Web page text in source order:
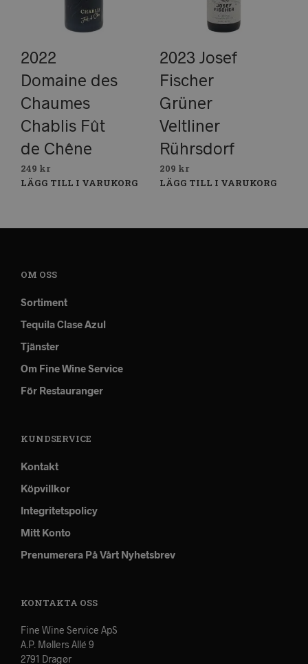
2022
Domaine des
Chaumes
Chablis Fût
de Chêne
249 kr
LÄGG TILL I VARUKORG
2023 Josef
Fischer
Grüner
Veltliner
Rührsdorf
209 kr
LÄGG TILL I VARUKORG
OM OSS
Sortiment
Tequila Clase Azul
Tjänster
Om Fine Wine Service
För Restauranger
KUNDSERVICE
Kontakt
Köpvillkor
Integritetspolicy
Mitt Konto
Prenumerera På Vårt Nyhetsbrev
KONTAKTA OSS
Fine Wine Service ApS
A.P. Møllers Allé 9
2791 Dragør